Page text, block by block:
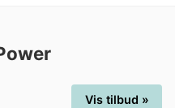
Vis tilbud »